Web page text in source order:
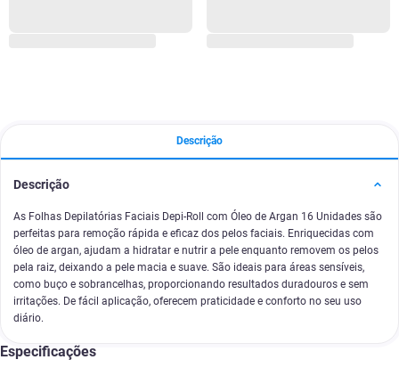
Descrição
Descrição
As Folhas Depilatórias Faciais Depi-Roll com Óleo de Argan 16 Unidades são
perfeitas para remoção rápida e eficaz dos pelos faciais. Enriquecidas com
óleo de argan, ajudam a hidratar e nutrir a pele enquanto removem os pelos
pela raiz, deixando a pele macia e suave. São ideais para áreas sensíveis,
como buço e sobrancelhas, proporcionando resultados duradouros e sem
irritações. De fácil aplicação, oferecem praticidade e conforto no seu uso
diário.
Especificações